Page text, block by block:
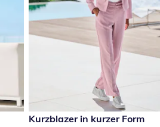
79,99 €
Kurzblazer in kurzer Form